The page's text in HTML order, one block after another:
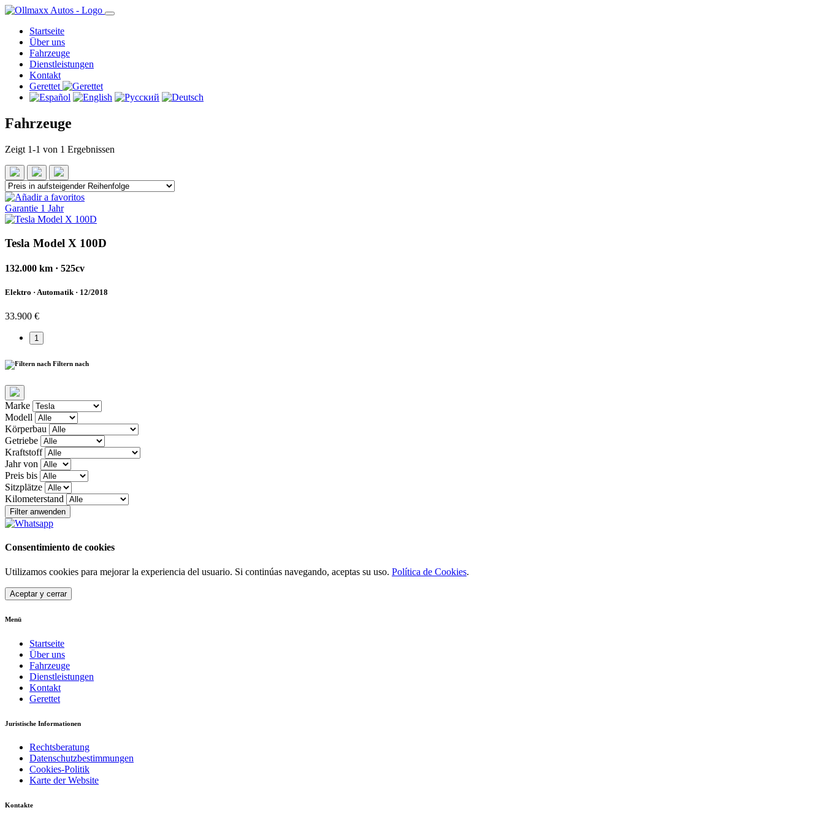
Startseite
Über uns
Fahrzeuge
Dienstleistungen
Kontakt
Gerettet
Fahrzeuge
Zeigt 1-1 von 1 Ergebnissen
Garantie 1 Jahr
Tesla Model X 100D
132.000 km · 525cv
Elektro · Automatik · 12/2018
33.900 €
1
Filtern nach
Marke
Modell
Körperbau
Getriebe
Kraftstoff
Jahr von
Preis bis
Sitzplätze
Kilometerstand
Filter anwenden
Consentimiento de cookies
Utilizamos cookies para mejorar la experiencia del usuario. Si continúas navegando, aceptas su uso. Política de Cookies.
Aceptar y cerrar
Menü
Startseite
Über uns
Fahrzeuge
Dienstleistungen
Kontakt
Gerettet
Juristische Informationen
Rechtsberatung
Datenschutzbestimmungen
Cookies-Politik
Karte der Website
Kontakte